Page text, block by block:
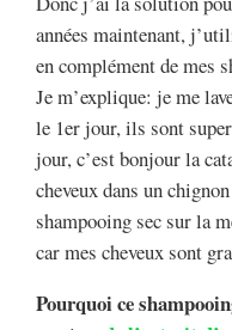
années maintenant,
en complément de mes
Je m’explique: je me
le 1er jour, ils sont
jour, c’est bonjour la
cheveux dans un
shampooing sec sur la
car mes cheveux sont
Pourquoi ce